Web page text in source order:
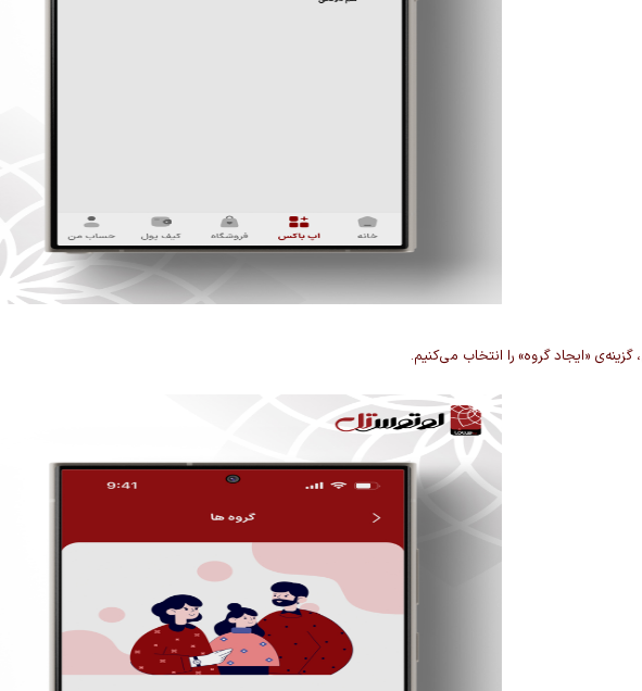
گزینه‌ی «ایجاد گروه» را انتخاب می‌کنیم.